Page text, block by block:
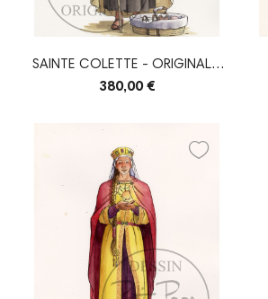
SAINTE COLETTE - ORIGINAL -
VERSION...
380,00 €